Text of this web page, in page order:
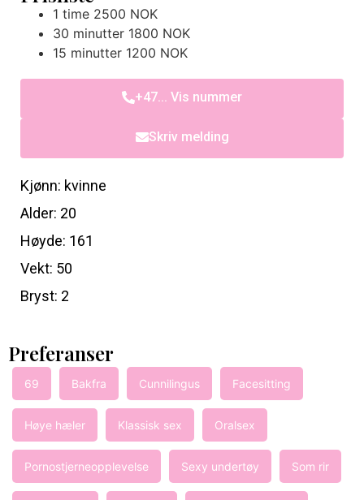
1 time 2500 NOK
30 minutter 1800 NOK
15 minutter 1200 NOK
+47... Vis nummer
Skriv melding
Kjønn: kvinne
Alder: 20
Høyde: 161
Vekt: 50
Bryst: 2
Preferanser
69 Bakfra Cunnilingus Facesitting
Høye hæler Klassisk sex Oralsex
Pornostjerneopplevelse Sexy undertøy Som rir